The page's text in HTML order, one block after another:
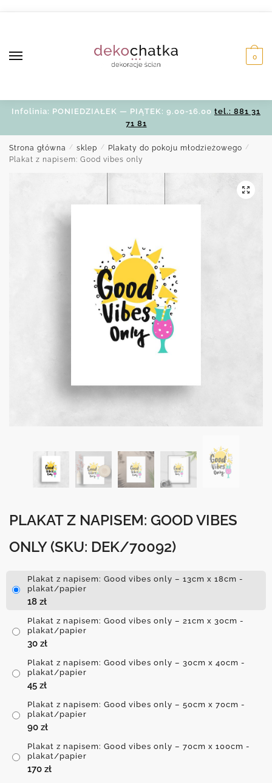
0
Infolinia: PONIEDZIAŁEK — PIĄTEK: 9.00-16.00 tel.: 881 31
71 81
Strona główna / sklep / Plakaty do pokoju młodzieżowego /
Plakat z napisem: Good vibes only
PLAKAT Z NAPISEM: GOOD VIBES
ONLY (SKU: DEK/70092)
Plakat z napisem: Good vibes only – 13cm x 18cm -
plakat/papier
18 zł
Plakat z napisem: Good vibes only – 21cm x 30cm -
plakat/papier
30 zł
Plakat z napisem: Good vibes only – 30cm x 40cm -
plakat/papier
45 zł
Plakat z napisem: Good vibes only – 50cm x 70cm -
plakat/papier
90 zł
Plakat z napisem: Good vibes only – 70cm x 100cm -
plakat/papier
170 zł